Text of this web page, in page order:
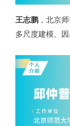
王志鹏，北京
多尺度建模、